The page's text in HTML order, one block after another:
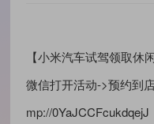
【小米汽车试驾领取休
微信打开活动->预约到
mp://0YaJCCFcukdqejJ